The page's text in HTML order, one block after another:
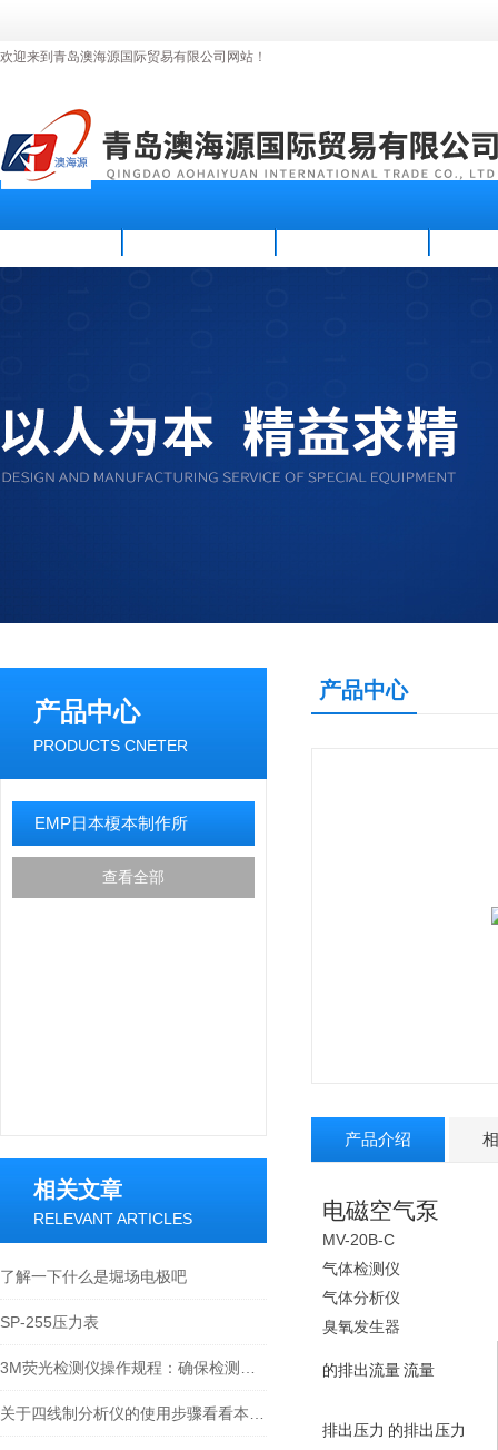
欢迎来到青岛澳海源国际贸易有限公司网站！
产品中心
PRODUCTS CNETER
EMP日本榎本制作所
查看全部
相关文章
RELEVANT ARTICLES
了解一下什么是堀场电极吧
SP-255压力表
产品中心
产品介绍
电磁空气泵
MV-20B-C
气体检测仪
气体分析仪
臭氧发生器
的排出流量流量
排出压力 的排出压力